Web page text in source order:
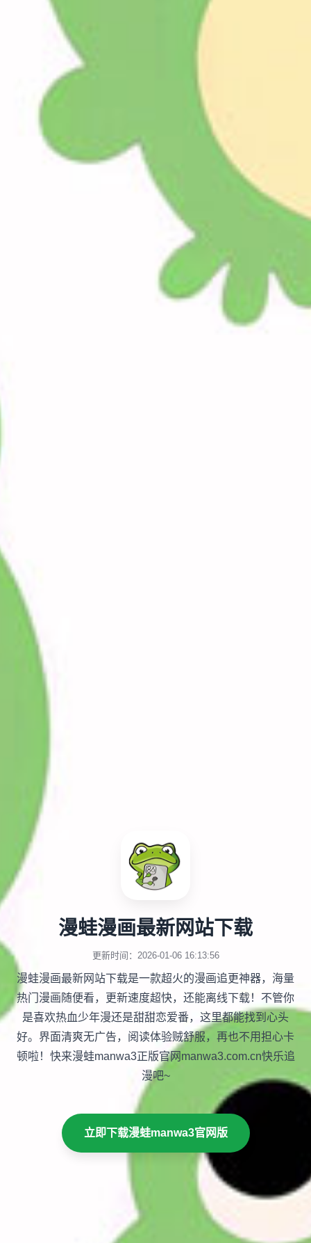
漫蛙漫画最新网站下载
更新时间：2026-01-06 16:13:56
漫蛙漫画最新网站下载是一款超火的漫画追更神器，海量
热门漫画随便看，更新速度超快，还能离线下载！不管你
是喜欢热血少年漫还是甜甜恋爱番，这里都能找到心头
好。界面清爽无广告，阅读体验贼舒服，再也不用担心卡
顿啦！快来漫蛙manwa3正版官网manwa3.com.cn快乐追
漫吧~
立即下载漫蛙manwa3官网版